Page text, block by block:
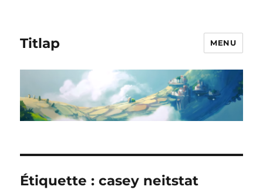
Titlap MENU
Étiquette :casey neitstat